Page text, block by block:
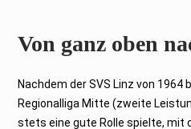
Von ganz oben
Nachdem der SVS Linz von
Regionalliga Mitte (zweite
stets eine gute Rolle spielte, mit